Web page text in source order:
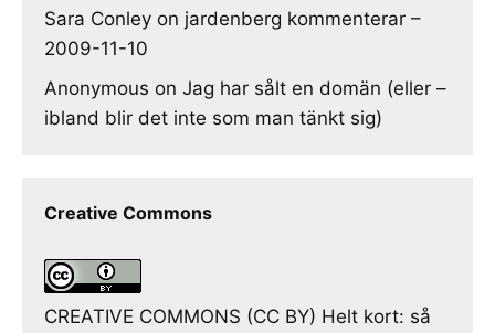
Sara Conley on jardenberg kommenterar –
2009-11-10
Anonymous on Jag har sålt en domän (eller –
ibland blir det inte som man tänkt sig)
Creative Commons
CREATIVE COMMONS (CC BY) Helt kort: så